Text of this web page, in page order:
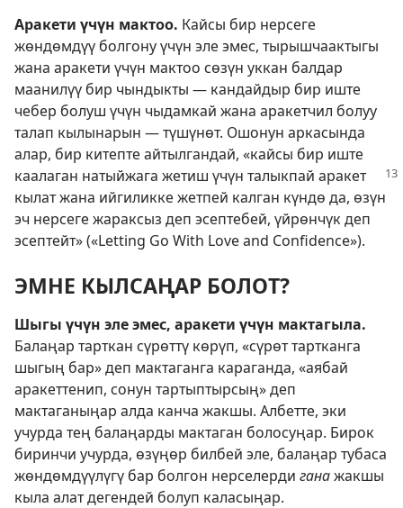
Аракети үчүн мактоо. Кайсы бир нерсеге
жөндөмдүү болгону үчүн эле эмес, тырышчаактыгы
жана аракети үчүн мактоо сөзүн уккан балдар
маанилүү бир чындыкты — кандайдыр бир иште
чебер болуш үчүн чыдамкай жана аракетчил болуу
талап кылынарын — түшүнөт. Ошонун аркасында
алар, бир китепте айтылгандай, «кайсы бир иште
каалаган натыйжага жетиш үчүн талыкпай аракет
кылат жана ийгиликке жетпей калган күндө да, өзүн
эч нерсеге жараксыз деп эсептебей, үйрөнчүк деп
эсептейт» («Letting Go With Love and Confidence»).
ЭМНЕ КЫЛСАҢАР БОЛОТ?
Шыгы үчүн эле эмес, аракети үчүн мактагыла.
Балаңар тарткан сүрөттү көрүп, «сүрөт тартканга
шыгың бар» деп мактаганга караганда, «аябай
аракеттенип, сонун тартыптырсың» деп
мактаганыңар алда канча жакшы. Албетте, эки
учурда тең балаңарды мактаган болосуңар. Бирок
биринчи учурда, өзүңөр билбей эле, балаңар тубаса
жөндөмдүүлүгү бар болгон нерселерди ганажакшы
кыла алат дегендей болуп каласыңар.